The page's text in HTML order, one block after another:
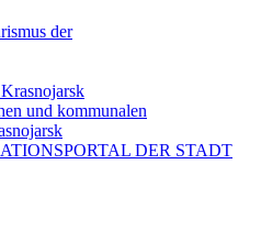
der
und kommunalen
DER STADT